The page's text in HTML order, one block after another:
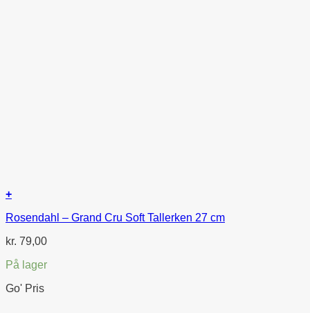
+
Rosendahl – Grand Cru Soft Tallerken 27 cm
kr. 79,00
På lager
Go' Pris